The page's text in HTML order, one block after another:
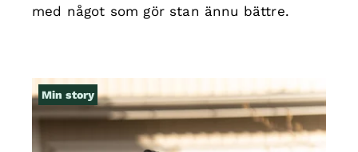
med något som gör stan ännu bättre.
Min story